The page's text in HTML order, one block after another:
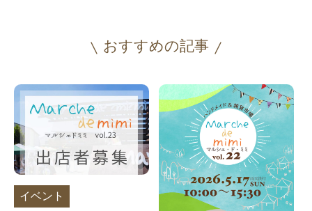
おすすめの記事
イベント